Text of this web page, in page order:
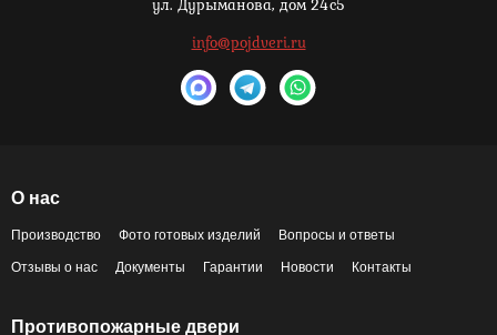
info@pojdveri.ru
О нас
Производство Фото готовых изделий Вопросы и ответы
Отзывы о нас Документы Гарантии Новости Контакты
Противопожарные двери